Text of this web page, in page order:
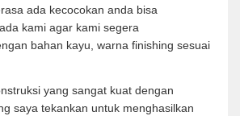
ada kecocokan anda bisa
kami agar kami segera
bahan kayu, warna finishing sesuai
yang sangat kuat dengan
saya tekankan untuk menghasilkan